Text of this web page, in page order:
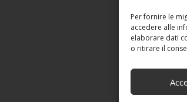
Per fornire le
accedere alle
elaborare dati
o ritirare il